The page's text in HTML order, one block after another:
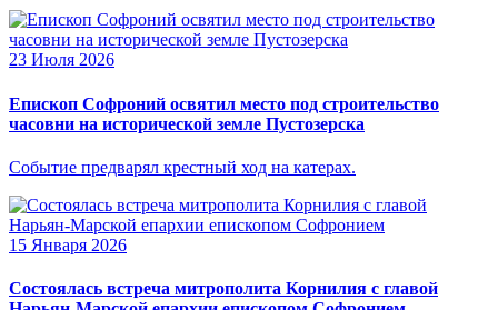
23 Июля 2026
Епископ Софроний освятил место под строительство
часовни на исторической земле Пустозерска
Событие предварял крестный ход на катерах.
15 Января 2026
Состоялась встреча митрополита Корнилия с главой